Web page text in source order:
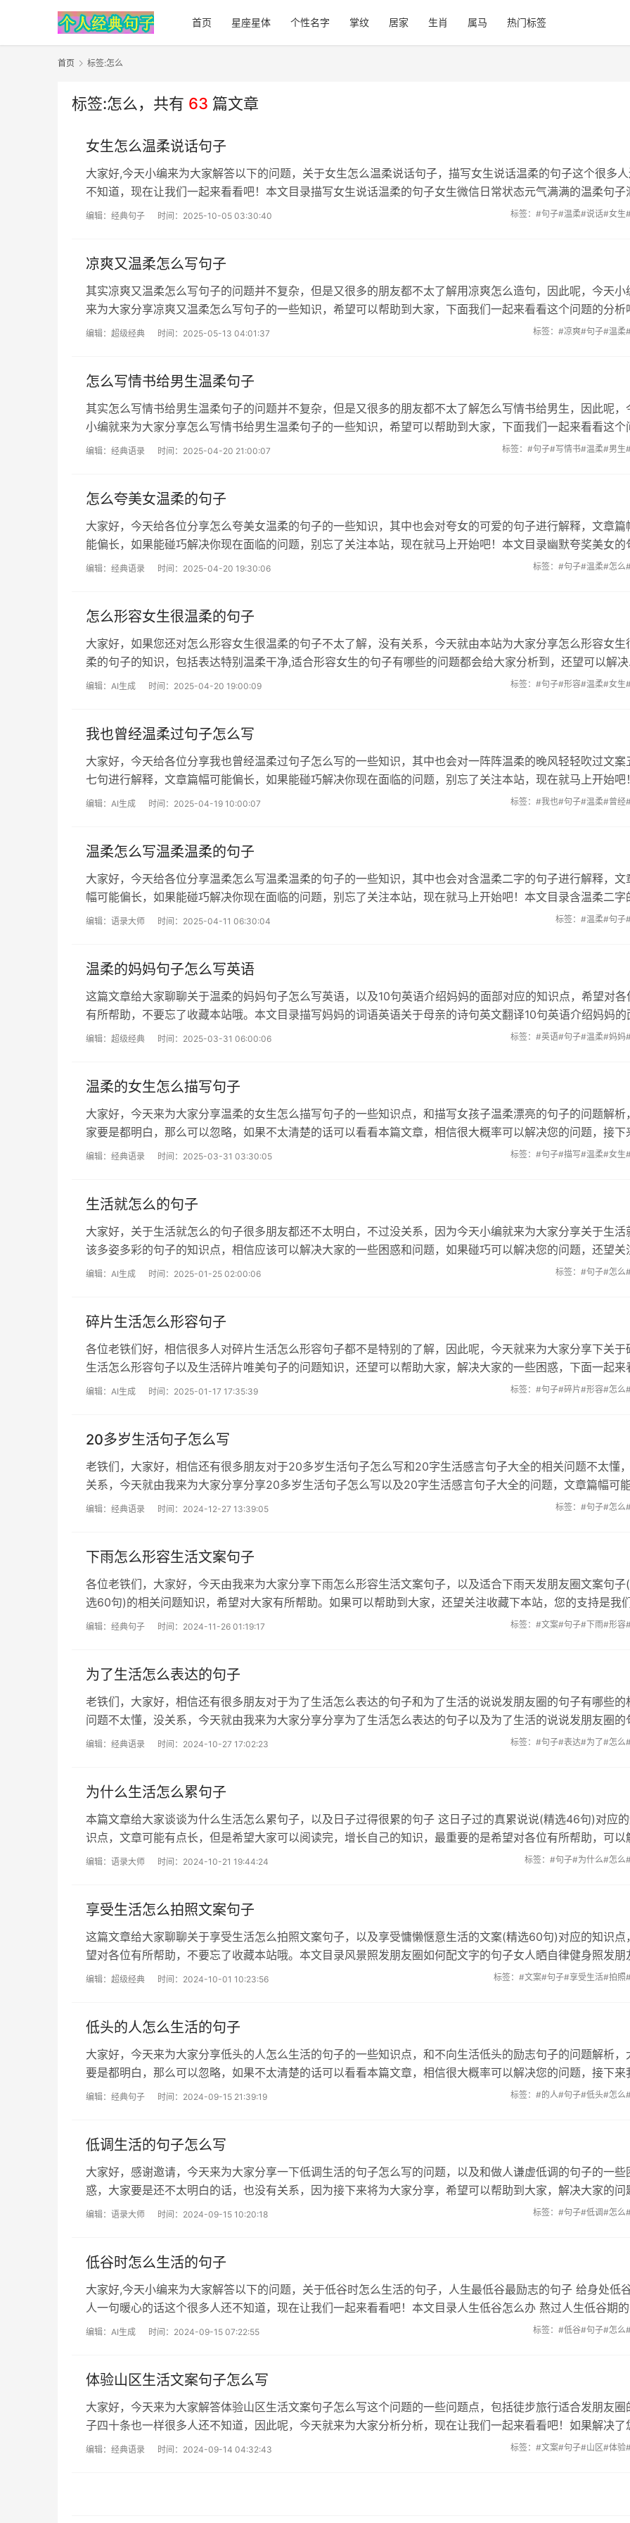
首页 星座星体 个性名字 掌纹 居家 生肖 属马 热门标签
首页 标签:怎么
标签:怎么， 共有 63 篇文章
女生怎么温柔说话句子
大家好,今天小编来为大家解答以下的问题，关于女生怎么温柔说话句子，描写女生说话温柔的句子这个很多
不知道，现在让我们一起来看看吧！本文目录描写女生说话温柔的句子女生微信日常状态元气满满的温柔句子
八十条形容人温柔的句子女生一、描写女...
编辑： 经典句子 时间：2025-10-05 03:30:40 标签： #句子#温柔#说话#女生
凉爽又温柔怎么写句子
其实凉爽又温柔怎么写句子的问题并不复杂，但是又很多的朋友都不太了解用凉爽怎么造句，因此呢，今天小
来为大家分享凉爽又温柔怎么写句子的一些知识，希望可以帮助到大家，下面我们一起来看看这个问题的分析
本文目录怪微风太温柔吹得想睡觉的慵懒...
编辑： 超级经典 时间：2025-05-13 04:01:37 标签： #凉爽#句子#温柔
怎么写情书给男生温柔句子
其实怎么写情书给男生温柔句子的问题并不复杂，但是又很多的朋友都不太了解怎么写情书给男生，因此呢，
小编就来为大家分享怎么写情书给男生温柔句子的一些知识，希望可以帮助到大家，下面我们一起来看看这个
的分析吧！本文目录怎么写情书给男生给...
编辑： 经典语录 时间：2025-04-20 21:00:07 标签： #句子#写情书#温柔#男生
怎么夸美女温柔的句子
大家好，今天给各位分享怎么夸美女温柔的句子的一些知识，其中也会对夸女的可爱的句子进行解释，文章篇
能偏长，如果能碰巧解决你现在面临的问题，别忘了关注本站，现在就马上开始吧！本文目录幽默夸奖美女的
夸女的可爱的句子怎么夸女朋友漂亮的高...
编辑： 经典语录 时间：2025-04-20 19:30:06 标签： #句子#温柔#怎么
怎么形容女生很温柔的句子
大家好，如果您还对怎么形容女生很温柔的句子不太了解，没有关系，今天就由本站为大家分享怎么形容女生
柔的句子的知识，包括表达特别温柔干净,适合形容女生的句子有哪些的问题都会给大家分析到，还望可以解决
家的问题，下面我们就开始吧！本文目录...
编辑： AI生成 时间：2025-04-20 19:00:09 标签： #句子#形容#温柔#女生
我也曾经温柔过句子怎么写
大家好，今天给各位分享我也曾经温柔过句子怎么写的一些知识，其中也会对一阵阵温柔的晚风轻轻吹过文案
七句进行解释，文章篇幅可能偏长，如果能碰巧解决你现在面临的问题，别忘了关注本站，现在就马上开始吧
文目录村上春树有关光最温柔的句子汇总...
编辑： AI生成 时间：2025-04-19 10:00:07 标签： #我也#句子#温柔#曾经
温柔怎么写温柔温柔的句子
大家好，今天给各位分享温柔怎么写温柔温柔的句子的一些知识，其中也会对含温柔二字的句子进行解释，文
幅可能偏长，如果能碰巧解决你现在面临的问题，别忘了关注本站，现在就马上开始吧！本文目录含温柔二字
子温柔的句子怎么写呀形容一个人温柔的...
编辑： 语录大师 时间：2025-04-11 06:30:04 标签： #温柔#句子
温柔的妈妈句子怎么写英语
这篇文章给大家聊聊关于温柔的妈妈句子怎么写英语，以及10句英语介绍妈妈的面部对应的知识点，希望对各
有所帮助，不要忘了收藏本站哦。本文目录描写妈妈的词语英语关于母亲的诗句英文翻译10句英语介绍妈妈的
部一、描写妈妈的词语英语 1.能用于...
编辑： 超级经典 时间：2025-03-31 06:00:06 标签： #英语#句子#温柔#妈妈
温柔的女生怎么描写句子
大家好，今天来为大家分享温柔的女生怎么描写句子的一些知识点，和描写女孩子温柔漂亮的句子的问题解析
家要是都明白，那么可以忽略，如果不太清楚的话可以看看本篇文章，相信很大概率可以解决您的问题，接下
们就一起来看看吧！本文目录描写温柔女...
编辑： 经典语录 时间：2025-03-31 03:30:05 标签： #句子#描写#温柔#女生
生活就怎么的句子
大家好，关于生活就怎么的句子很多朋友都还不太明白，不过没关系，因为今天小编就来为大家分享关于生活
该多姿多彩的句子的知识点，相信应该可以解决大家的一些困惑和问题，如果碰巧可以解决您的问题，还望关
本站哦，希望对各位有所帮助！本文目录...
编辑： AI生成 时间：2025-01-25 02:00:06 标签： #句子#怎么
碎片生活怎么形容句子
各位老铁们好，相信很多人对碎片生活怎么形容句子都不是特别的了解，因此呢，今天就来为大家分享下关于
生活怎么形容句子以及生活碎片唯美句子的问题知识，还望可以帮助大家，解决大家的一些困惑，下面一起来
吧！本文目录周末生活碎片句子形容心碎...
编辑： AI生成 时间：2025-01-17 17:35:39 标签： #句子#碎片#形容#怎么
20多岁生活句子怎么写
老铁们，大家好，相信还有很多朋友对于20多岁生活句子怎么写和20字生活感言句子大全的相关问题不太懂
关系，今天就由我来为大家分享分享20多岁生活句子怎么写以及20字生活感言句子大全的问题，文章篇幅可
长，希望可以帮助到大家，下面一起...
编辑： 经典语录 时间：2024-12-27 13:39:05 标签： #句子#怎么
下雨怎么形容生活文案句子
各位老铁们，大家好，今天由我来为大家分享下雨怎么形容生活文案句子，以及适合下雨天发朋友圈文案句子
选60句)的相关问题知识，希望对大家有所帮助。如果可以帮助到大家，还望关注收藏下本站，您的支持是我
大的动力，谢谢大家了哈，下面我们开...
编辑： 经典句子 时间：2024-11-26 01:19:17 标签： #文案#句子#下雨#形容
为了生活怎么表达的句子
老铁们，大家好，相信还有很多朋友对于为了生活怎么表达的句子和为了生活的说说发朋友圈的句子有哪些的
问题不太懂，没关系，今天就由我来为大家分享分享为了生活怎么表达的句子以及为了生活的说说发朋友圈的
有哪些的问题，文章篇幅可能偏长，希望...
编辑： 经典语录 时间：2024-10-27 17:02:23 标签： #句子#表达#为了#怎么
为什么生活怎么累句子
本篇文章给大家谈谈为什么生活怎么累句子，以及日子过得很累的句子 这日子过的真累说说(精选46句)对应
识点，文章可能有点长，但是希望大家可以阅读完，增长自己的知识，最重要的是希望对各位有所帮助，可以
了您的问题，不要忘了收藏本站喔。...
编辑： 语录大师 时间：2024-10-21 19:44:24 标签： #句子#为什么#怎么
享受生活怎么拍照文案句子
这篇文章给大家聊聊关于享受生活怎么拍照文案句子，以及享受慵懒惬意生活的文案(精选60句)对应的知识点
望对各位有所帮助，不要忘了收藏本站哦。本文目录风景照发朋友圈如何配文字的句子女人晒自律健身照发朋
的文案 (通用36句)享受慵懒惬...
编辑： 超级经典 时间：2024-10-01 10:23:56 标签： #文案#句子#享受生活#拍照
低头的人怎么生活的句子
大家好，今天来为大家分享低头的人怎么生活的句子的一些知识点，和不向生活低头的励志句子的问题解析，
要是都明白，那么可以忽略，如果不太清楚的话可以看看本篇文章，相信很大概率可以解决您的问题，接下来
就一起来看看吧！本文目录不向生活低头...
编辑： 经典句子 时间：2024-09-15 21:39:19 标签： #的人#句子#低头#怎么
低调生活的句子怎么写
大家好，感谢邀请，今天来为大家分享一下低调生活的句子怎么写的问题，以及和做人谦虚低调的句子的一些
惑，大家要是还不太明白的话，也没有关系，因为接下来将为大家分享，希望可以帮助到大家，解决大家的问
下面就开始吧！本文目录低调生活的句子做...
编辑： 语录大师 时间：2024-09-15 10:20:18 标签： #句子#低调#怎么
低谷时怎么生活的句子
大家好,今天小编来为大家解答以下的问题，关于低谷时怎么生活的句子，人生最低谷最励志的句子 给身处低
人一句暖心的话这个很多人还不知道，现在让我们一起来看看吧！本文目录人生低谷怎么办 熬过人生低谷期的
子(精选70句)人生最低谷最励志的...
编辑： AI生成 时间：2024-09-15 07:22:55 标签： #低谷#句子#怎么
体验山区生活文案句子怎么写
大家好，今天来为大家解答体验山区生活文案句子怎么写这个问题的一些问题点，包括徒步旅行适合发朋友圈
子四十条也一样很多人还不知道，因此呢，今天就来为大家分析分析，现在让我们一起来看看吧！如果解决了
问题，还望您关注下本站哦，谢谢~ 本...
编辑： 经典语录 时间：2024-09-14 04:32:43 标签： #文案#句子#山区#体验